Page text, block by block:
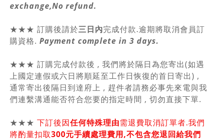
exchange,No refund.
★★★ 訂購後請於三日內完成付款.逾期將取消會員訂
購資格. Payment complete in 3 days.
★★★ 訂購完成付款後 , 我們將於隔日為您寄出(如遇
上國定連假或六日將順延至工作日恢復的首日寄出) ,
通常寄出後隔日到達府上 , 趕件者請務必事先來電與我
們連繫溝通能否符合您要的指定時間 , 切勿直接下單.
★★★ 下訂後因任何特殊理由需退費取消訂單者.我們
將酌量扣取300元手續處理費用,不包含您退回給我們